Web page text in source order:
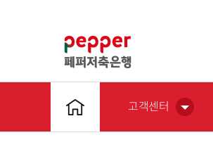
고객센터